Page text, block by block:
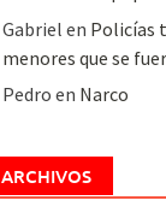
Gabriel en Policías
menores que se
Pedro en Narco
ARCHIVOS